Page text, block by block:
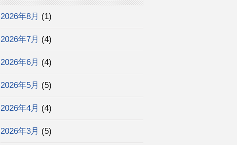
2026年8月 (1)
2026年7月 (4)
2026年6月 (4)
2026年5月 (5)
2026年4月 (4)
2026年3月 (5)